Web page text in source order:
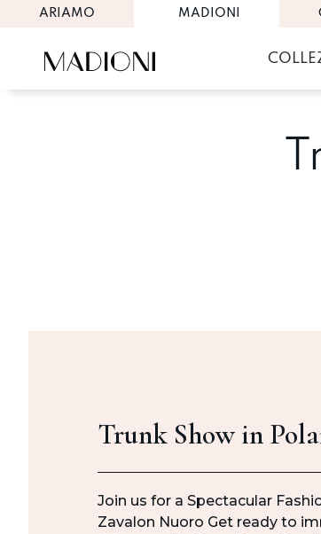
ARIAMO MADIONI
Trunk Show in
Join us for a Spectacular
Zavalon Nuoro Get ready to